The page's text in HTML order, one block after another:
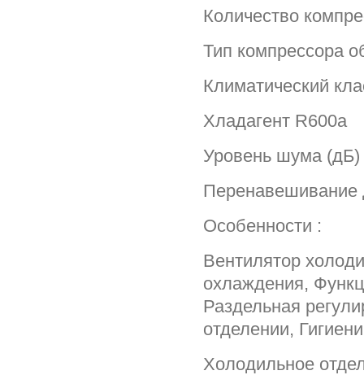
Количество
Тип компрессора
Климатический
Хладагент R600a
Уровень шума (дБ)
Перенавешивание
Особенности :
Вентилятор
охлаждения,
Раздельная
отделении,
Холодильное